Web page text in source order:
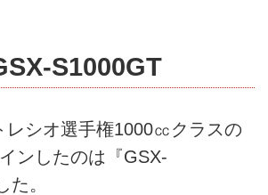
S1000GT
レシオ選手権1000㏄クラスの
ンしたのは『GSX-
た。